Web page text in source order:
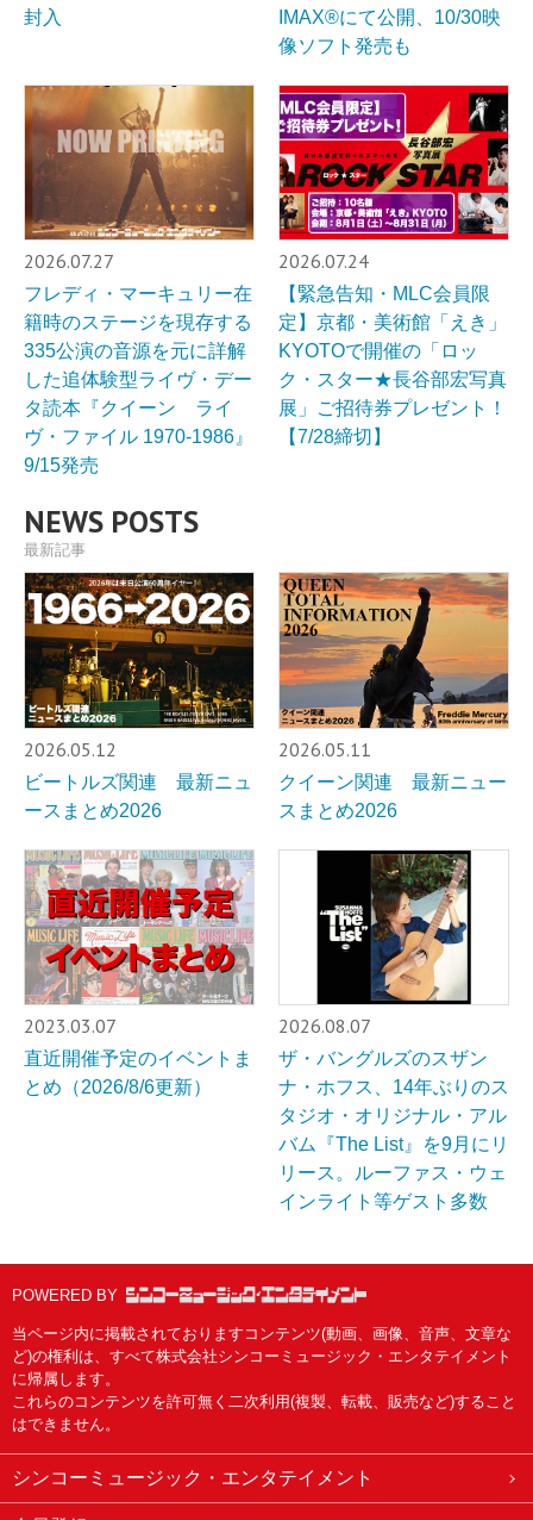
封入
IMAX®︎にて公開、10/30映
像ソフト発売も
2026.07.27
フレディ・マーキュリー在
籍時のステージを現存する
335公演の音源を元に詳解
した追体験型ライヴ・デー
タ読本『クイーン ライ
ヴ・ファイル 1970-1986』
9/15発売
2026.07.24
【緊急告知・MLC会員限
定】京都・美術館「えき」
KYOTOで開催の「ロッ
ク・スター★長谷部宏写真
展」ご招待券プレゼント！
【7/28締切】
NEWS POSTS
最新記事
2026.05.12
ビートルズ関連 最新ニュ
ースまとめ2026
2026.05.11
クイーン関連 最新ニュー
スまとめ2026
2023.03.07
直近開催予定のイベントま
とめ（2026/8/6更新）
2026.08.07
ザ・バングルズのスザン
ナ・ホフス、14年ぶりのス
タジオ・オリジナル・アル
バム『The List』を9月にリ
リース。ルーファス・ウェ
インライト等ゲスト多数
POWERED BY
当ページ内に掲載されておりますコンテンツ(動画、画像、音声、文章な
ど)の権利は、すべて株式会社シンコーミュージック・エンタテイメント
に帰属します。
これらのコンテンツを許可無く二次利用(複製、転載、販売など)すること
はできません。
シンコーミュージック・エンタテイメント